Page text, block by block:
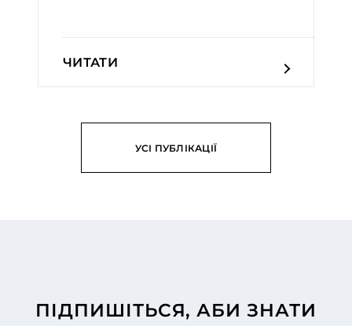
ЧИТАТИ
УСІ ПУБЛІКАЦІЇ
ПІДПИШІТЬСЯ, АБИ ЗНАТИ